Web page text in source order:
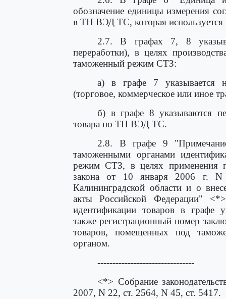
обозначение единицы измерения
в ТН ВЭД ТС, которая используется
2.7. В графах 7, 8
переработки), в целях
таможенный режим СТЗ:
а) в графе 7 указывается
(торговое, коммерческое или иное
б) в графе 8 указываются
товара по ТН ВЭД ТС.
2.8. В графе 9
таможенными органами
режим СТЗ, в целях применения
закона от 10 января 2006 г.
Калининградской области и о
акты Российской Федерации"
идентификации товаров в графе
также регистрационный номер
товаров, помещенных под
органом.
--------------------------------
<*> Собрание
2007, N 22, ст. 2564, N 45, ст. 5417.